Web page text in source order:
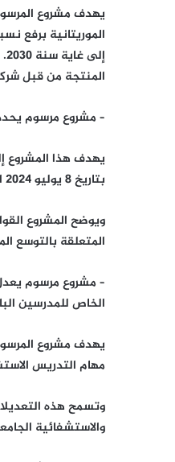
يهدف مشروع
المنتجة من قبل
– مشروع مرسوم
بتاريخ 8 يوليو 2024 المنشئ للمنطقة الحرة في نواذيبو.
ويوضح المشروع
المتعلقة بالتوسع
الخاص للمدرسين
يهدف مشروع
مهام التدريس
وتسمح هذه
والاستشفائية